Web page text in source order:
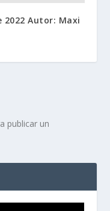
2022 Autor: Maxi
publicar un